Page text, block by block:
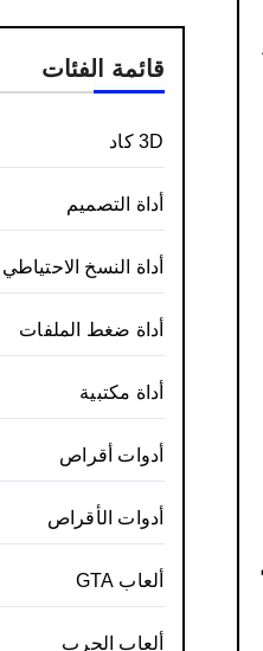
قائمة الفئات
3D كاد
أداة التصميم
أداة النسخ الاحتياطي
أداة ضغط الملفات
أداة مكتبية
أدوات أقراص
أدوات الأقراص
ألعاب GTA
ألعاب الحرب